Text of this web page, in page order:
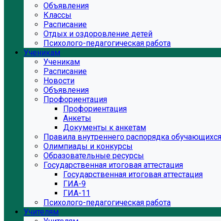
Объявления
Классы
Расписание
Отдых и оздоровление детей
Психолого-педагогическая работа
Ученикам
Ученикам
Расписание
Новости
Объявления
Профориентация
Профориентация
Анкеты
Документы к анкетам
Правила внутреннего распорядка обучающихся
Олимпиады и конкурсы
Образовательные ресурсы
Государственная итоговая аттестация
Государственная итоговая аттестация
ГИА-9
ГИА-11
Психолого-педагогическая работа
Учителям